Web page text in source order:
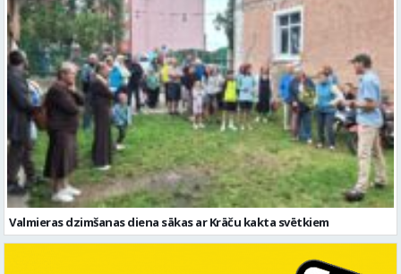
Valmieras dzimšanas diena sākas ar Krāču kakta svētkiem